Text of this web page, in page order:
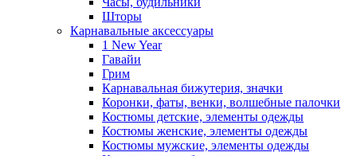
Шторы
Карнавальные аксессуары
1 New Year
Гавайи
Грим
Карнавальная бижутерия, значки
Коронки, фаты, венки, волшебные палочки
Костюмы детские, элементы одежды
Костюмы женские, элементы одежды
Костюмы мужские, элементы одежды